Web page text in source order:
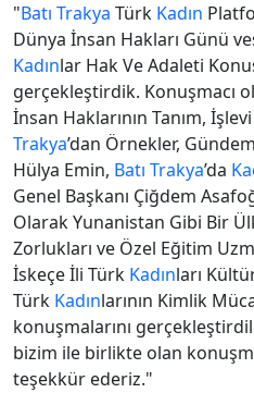
"Batı Trakya Türk Kadın
Dünya İnsan Hakları Günü
Kadınlar Hak Ve Adaleti
gerçekleştirdik. Konuşmacı
İnsan Haklarının Tanım,
Trakya’dan Örnekler,
Hülya Emin, Batı Trakya’da
Genel Başkanı Çiğdem
Olarak Yunanistan Gibi Bir
Zorlukları ve Özel Eğitim
İskeçe İli Türk Kadınları
Türk Kadınlarının Kimlik
konuşmalarını
bizim ile birlikte olan
teşekkür ederiz."